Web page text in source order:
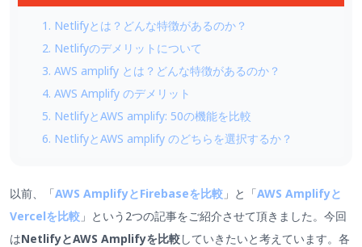
1. Netlifyとは？どんな特徴があるのか？
2. Netlifyのデメリットについて
3. AWS amplify とは？どんな特徴があるのか？
4. AWS Amplify のデメリット
5. NetlifyとAWS amplify: 50の機能を比較
6. NetlifyとAWS amplify のどちらを選択するか？
以前、「AWS AmplifyとFirebaseを比較 」と「AWS Amplifyと
Vercelを比較 」という2つの記事をご紹介させて頂きました。今回
はNetlifyとAWS Amplifyを比較していきたいと考えています。各